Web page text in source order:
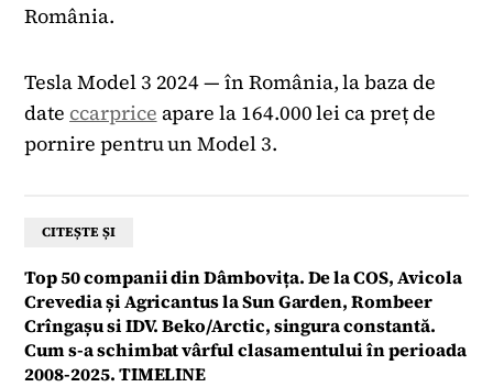
România.
Tesla Model 3 2024 — în România, la baza de
date ccarprice apare la 164.000 lei ca preț de
pornire pentru un Model 3.
CITEȘTE ȘI
Top 50 companii din Dâmbovița. De la COS, Avicola
Crevedia și Agricantus la Sun Garden, Rombeer
Crîngașu si IDV. Beko/Arctic, singura constantă.
Cum s-a schimbat vârful clasamentului în perioada
2008-2025. TIMELINE